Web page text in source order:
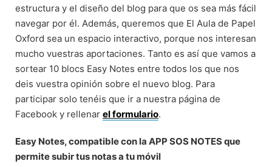
estructura y el diseño del blog para que os sea más fácil
navegar por él. Además, queremos que El Aula de Papel
Oxford sea un espacio interactivo, porque nos interesan
mucho vuestras aportaciones. Tanto es así que vamos a
sortear 10 blocs Easy Notes entre todos los que nos
deis vuestra opinión sobre el nuevo blog. Para
participar solo tenéis que ir a nuestra página de
Facebook y rellenar el formulario.
Easy Notes, compatible con la APP SOS NOTES que
permite subir tus notas a tu móvil